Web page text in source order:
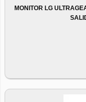
MONITOR LG